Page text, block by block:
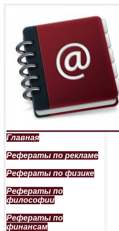
Главная
Рефераты по рекламе
Рефераты по физике
Рефераты по
философии
Рефераты по
финансам